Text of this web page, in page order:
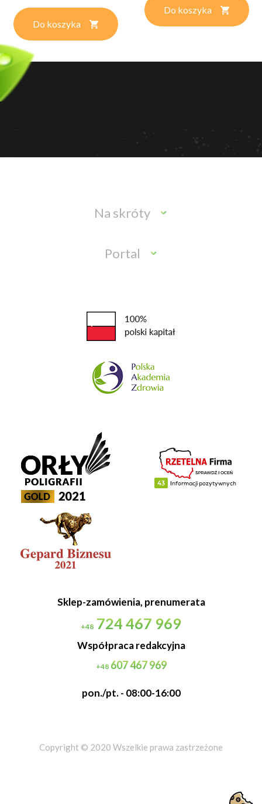
Do koszyka
Do koszyka
Na skróty
Portal
Sklep-zamówienia, prenumerata
+48 724 467 969
Współpraca redakcyjna
+48607 467 969
pon./pt. - 08:00-16:00
Copyright © 2020 Wszelkie prawa zastrzeżone